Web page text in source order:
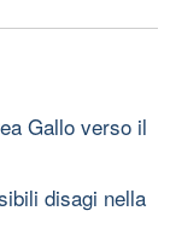
Gallo verso il
disagi nella